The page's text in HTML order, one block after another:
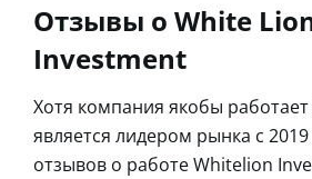
Отзывы о White
Investment
Хотя компания якобы работает
является лидером рынка с 2019
отзывов о работе Whitelion